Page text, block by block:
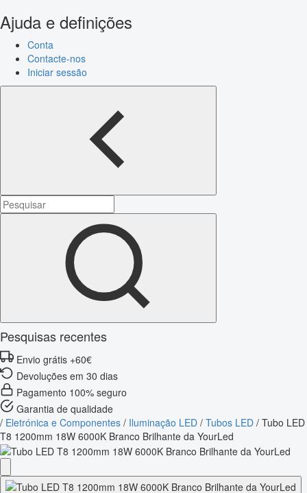
Ajuda e definições
Conta
Contacte-nos
Iniciar sessão
Pesquisas recentes
Envio grátis +60€
Devoluções em 30 dias
Pagamento 100% seguro
Garantia de qualidade
/ Eletrónica e Componentes / Iluminação LED / Tubos LED / Tubo LED
T8 1200mm 18W 6000K Branco Brilhante da YourLed